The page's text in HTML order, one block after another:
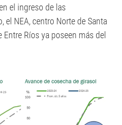
el ingreso de las
el NEA, centro Norte de Santa
Ríos ya poseen más del